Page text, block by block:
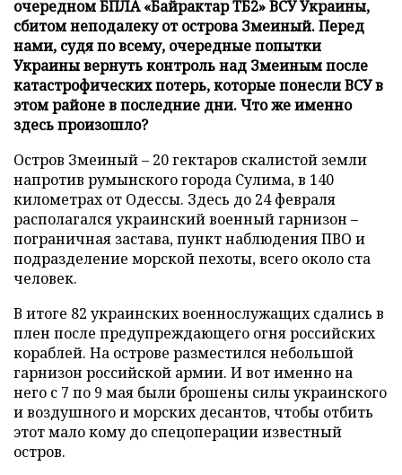
очередном БПЛА «Байрактар ТБ2» ВСУ Украины,
сбитом неподалеку от острова Змеиный. Перед
нами, судя по всему, очередные попытки
Украины вернуть контроль над Змеиным после
катастрофических потерь, которые понесли ВСУ в
этом районе в последние дни. Что же именно
здесь произошло?
Остров Змеиный – 20 гектаров скалистой земли
напротив румынского города Сулима, в 140
километрах от Одессы. Здесь до 24 февраля
располагался украинский военный гарнизон –
пограничная застава, пункт наблюдения ПВО и
подразделение морской пехоты, всего около ста
человек.
В итоге 82 украинских военнослужащих сдались в
плен после предупреждающего огня российских
кораблей. На острове разместился небольшой
гарнизон российской армии. И вот именно на
него с 7 по 9 мая были брошены силы украинского
и воздушного и морских десантов, чтобы отбить
этот мало кому до спецоперации известный
остров.